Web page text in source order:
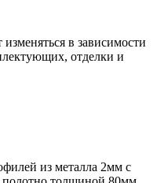
в зависимости
отделки и
из металла 2мм с